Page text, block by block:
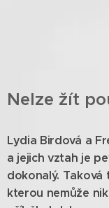
Nelze žít
Lydia Birdová a
a jejich vztah je
dokonalý. Taková
kterou nemůže